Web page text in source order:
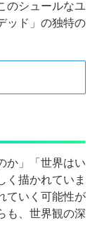
のシュールなユ
ッド」の独特の
か」「世界はい
く描かれていま
ていく可能性が
も、世界観の深